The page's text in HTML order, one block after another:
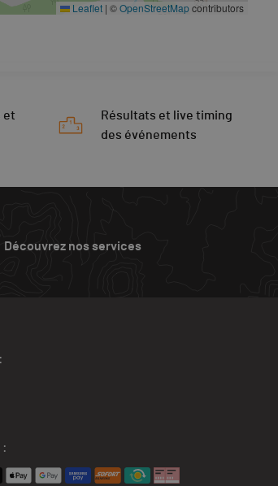
Leaflet | ©OpenStreetMapcontributors
et
Résultats et live timing
des événements
Découvrez nos services
: